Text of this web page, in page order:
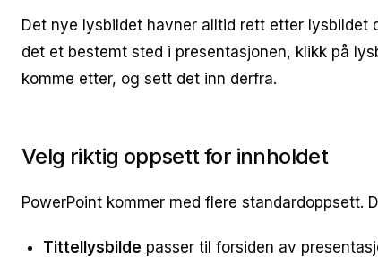
Det nye lysbildet havner alltid rett etter lysbildet
det et bestemt sted i presentasjonen, klikk på
komme etter, og sett det inn derfra.
Velg riktig oppsett for innholdet
PowerPoint kommer med flere standardoppsett.
Tittellysbilde passer til forsiden av